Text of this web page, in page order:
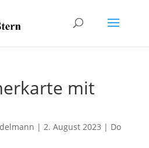
mit
| 2. August 2023 | Do